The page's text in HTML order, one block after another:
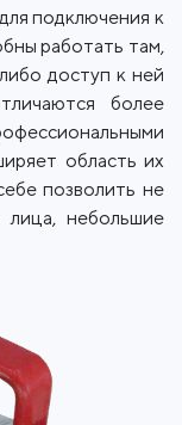
подключения к
работать там,
доступ к ней
более
область их
позволить не
небольшие